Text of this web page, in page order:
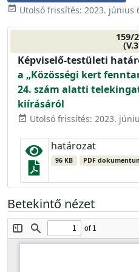
event_available Utolsó frissítés: 2023. június
159/
Képviselő-testületi
a „Közösségi kert
24. szám alatti
kiírásáról
event_available Utolsó frissítés: 2023.
határozat
96 KB PDF
Betekintő nézet